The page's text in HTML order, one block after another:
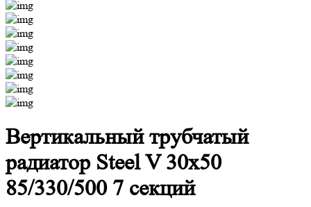
Вертикальный трубчатый
радиатор Steel V 30х50
85/330/500 7 секций